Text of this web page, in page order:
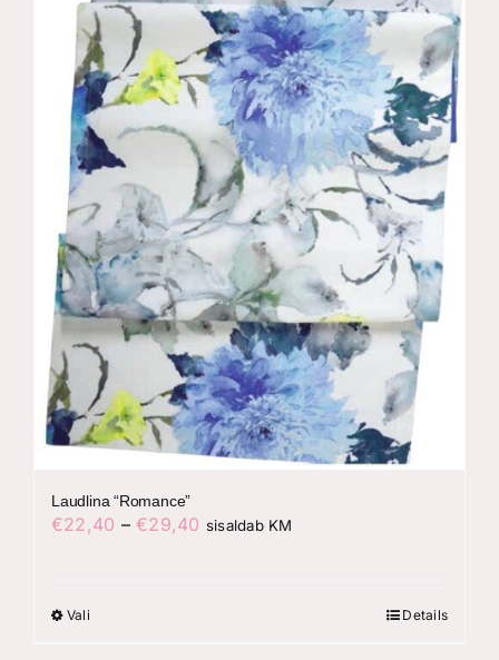
Laudlina “Romance”
€22,40 – €29,40 Hinnavahemik:
sisaldab KM
Vali Details